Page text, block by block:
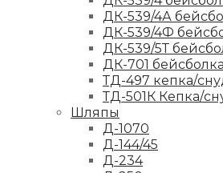
ДК-539/4А
ДК-539/4Ф
ДК-539/5Т
ДК-701
ТД-497 кепка/
ТД-501К Кепка/
Шляпы
Д-1070
Д-144/45
Д-234